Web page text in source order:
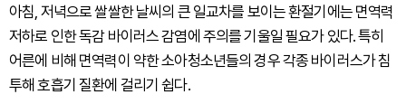
아침, 저녁으로 쌀쌀한 날씨의 큰 일교차를 보이는 환절기에는 면역력
저하로 인한 독감 바이러스 감염에 주의를 기울일 필요가 있다. 특히
어른에 비해 면역력이 약한 소아청소년들의 경우 각종 바이러스가 침
투해 호흡기 질환에 걸리기 쉽다.